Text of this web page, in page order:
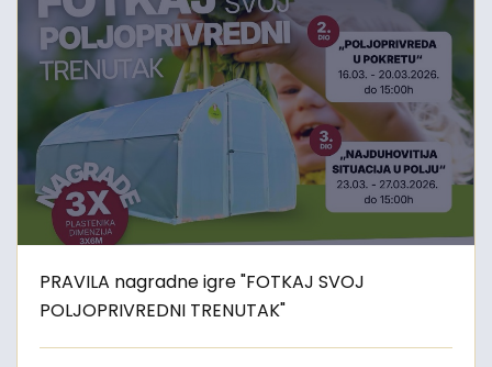
PRAVILA nagradne igre "FOTKAJ SVOJ
POLJOPRIVREDNI TRENUTAK"